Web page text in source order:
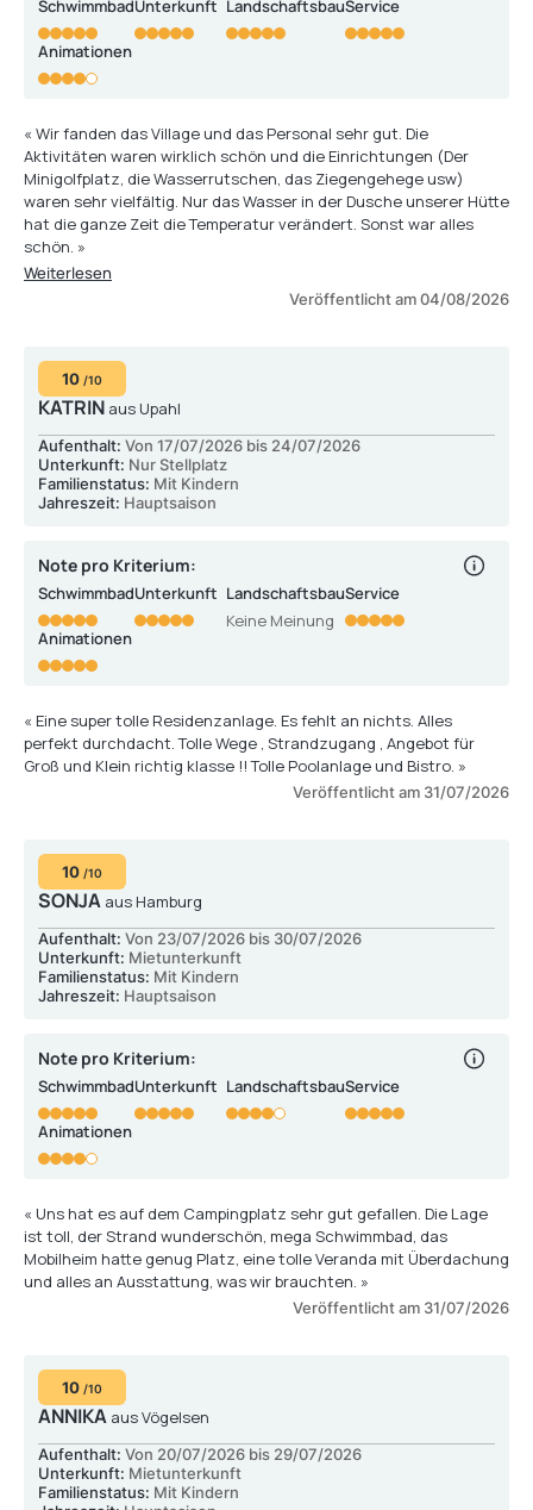
Schwimmbad Unterkunft Landschaftsbau Service
Animationen
« Wir fanden das Village und das Personal sehr gut. Die
Aktivitäten waren wirklich schön und die Einrichtungen (Der
Minigolfplatz, die Wasserrutschen, das Ziegengehege usw)
waren sehr vielfältig. Nur das Wasser in der Dusche unserer Hütte
hat die ganze Zeit die Temperatur verändert. Sonst war alles
schön. »
Weiterlesen
Veröffentlicht am 04/08/2026
10 /10
KATRIN aus Upahl
Aufenthalt: Von 17/07/2026 bis 24/07/2026
Unterkunft: Nur Stellplatz
Familienstatus: Mit Kindern
Jahreszeit: Hauptsaison
Note pro Kriterium:
Schwimmbad Unterkunft
Landschaftsbau
Keine Meinung
Service
Animationen
« Eine super tolle Residenzanlage. Es fehlt an nichts. Alles
perfekt durchdacht. Tolle Wege , Strandzugang , Angebot für
Groß und Klein richtig klasse !! Tolle Poolanlage und Bistro. »
Veröffentlicht am 31/07/2026
10 /10
SONJA aus Hamburg
Aufenthalt: Von 23/07/2026 bis 30/07/2026
Unterkunft: Mietunterkunft
Familienstatus: Mit Kindern
Jahreszeit: Hauptsaison
Note pro Kriterium:
Schwimmbad Unterkunft Landschaftsbau Service
Animationen
« Uns hat es auf dem Campingplatz sehr gut gefallen. Die Lage
ist toll, der Strand wunderschön, mega Schwimmbad, das
Mobilheim hatte genug Platz, eine tolle Veranda mit Überdachung
und alles an Ausstattung, was wir brauchten. »
Veröffentlicht am 31/07/2026
10 /10
ANNIKA aus Vögelsen
Aufenthalt: Von 20/07/2026 bis 29/07/2026
Unterkunft: Mietunterkunft
Familienstatus: Mit Kindern